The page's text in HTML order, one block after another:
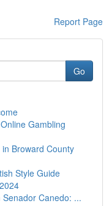
Report Page
Go
Gambling
Broward County
Style Guide
Canedo: ...